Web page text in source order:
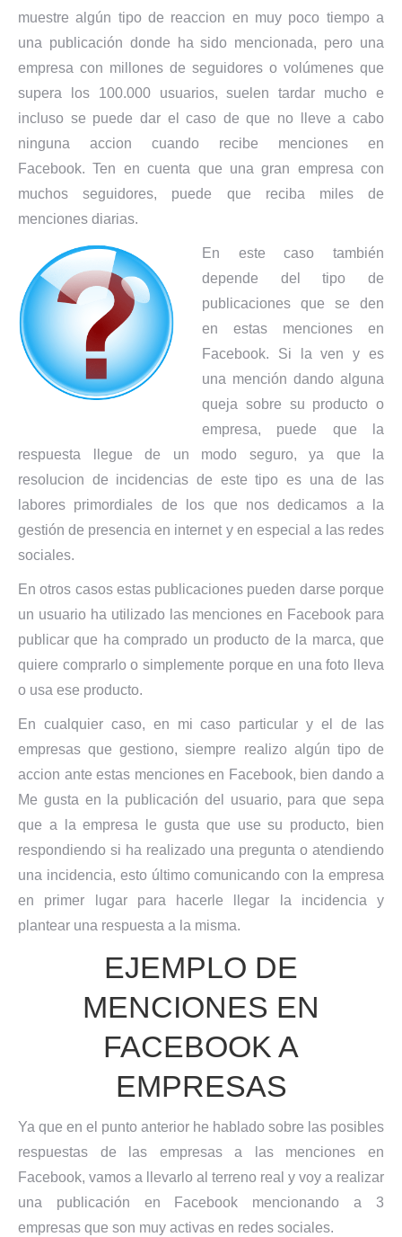
muestre algún tipo de reaccion en muy poco tiempo a
una publicación donde ha sido mencionada, pero una
empresa con millones de seguidores o volúmenes que
supera los 100.000 usuarios, suelen tardar mucho e
incluso se puede dar el caso de que no lleve a cabo
ninguna accion cuando recibe menciones en
Facebook. Ten en cuenta que una gran empresa con
muchos seguidores, puede que reciba miles de
menciones diarias.
En este caso también
depende del tipo de
publicaciones que se den
en estas menciones en
Facebook. Si la ven y es
una mención dando alguna
queja sobre su producto o
empresa, puede que la
respuesta llegue de un modo seguro, ya que la
resolucion de incidencias de este tipo es una de las
labores primordiales de los que nos dedicamos a la
gestión de presencia en internet y en especial a las redes
sociales.
En otros casos estas publicaciones pueden darse porque
un usuario ha utilizado las menciones en Facebook para
publicar que ha comprado un producto de la marca, que
quiere comprarlo o simplemente porque en una foto lleva
o usa ese producto.
En cualquier caso, en mi caso particular y el de las
empresas que gestiono, siempre realizo algún tipo de
accion ante estas menciones en Facebook, bien dando a
Me gusta en la publicación del usuario, para que sepa
que a la empresa le gusta que use su producto, bien
respondiendo si ha realizado una pregunta o atendiendo
una incidencia, esto último comunicando con la empresa
en primer lugar para hacerle llegar la incidencia y
plantear una respuesta a la misma.
EJEMPLO DE
MENCIONES EN
FACEBOOK A
EMPRESAS
Ya que en el punto anterior he hablado sobre las posibles
respuestas de las empresas a las menciones en
Facebook, vamos a llevarlo al terreno real y voy a realizar
una publicación en Facebook mencionando a 3
empresas que son muy activas en redes sociales.